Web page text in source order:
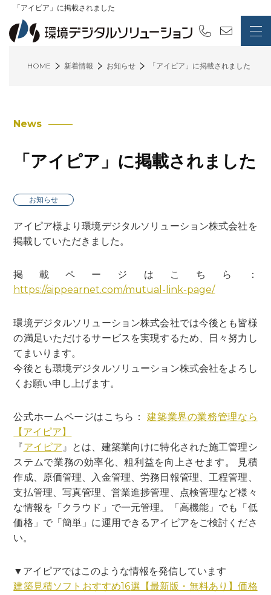
「アイピア」に掲載されました
HOME 新着情報 お知らせ 「アイピア」に掲載されました
News
「アイピア」に掲載されました
お知らせ
アイピア様より環境デジタルソリューション株式会社を
掲載していただきました。
掲載ページはこちら：
https://aippearnet.com/mutual-link-page/
環境デジタルソリューション株式会社では今後とも皆様
の満足いただけるサービスを実現するため、日々努力し
てまいります。
今後とも環境デジタルソリューション株式会社をよろし
くお願い申し上げます。
公式ホームページはこちら：
建築業界の業務管理なら
【アイピア】
『アイピア』とは、建築業向けに特化された施工管理シ
ステムで業務の効率化、粗利益を向上させます。 見積
作成、原価管理、入金管理、労務日報管理、工程管理、
支払管理、写真管理、営業進捗管理、点検管理など様々
な情報を「クラウド」で一元管理。「高機能」でも「低
価格」で「簡単」に運用できるアイピアをご検討くださ
い。
▼アイピアではこのような情報を発信しています
建築見積ソフトおすすめ16選【最新版・無料あり】価格